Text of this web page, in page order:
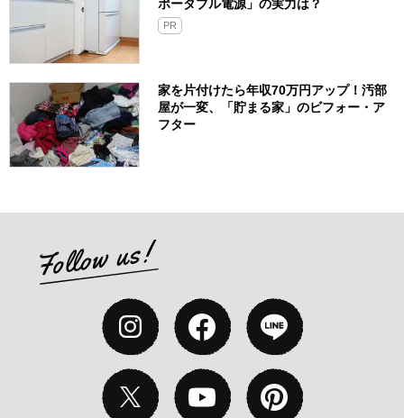
ポータブル電源」の実力は？​
PR
家を片付けたら年収70万円アップ！汚部
屋が一変、「貯まる家」のビフォー・ア
フター